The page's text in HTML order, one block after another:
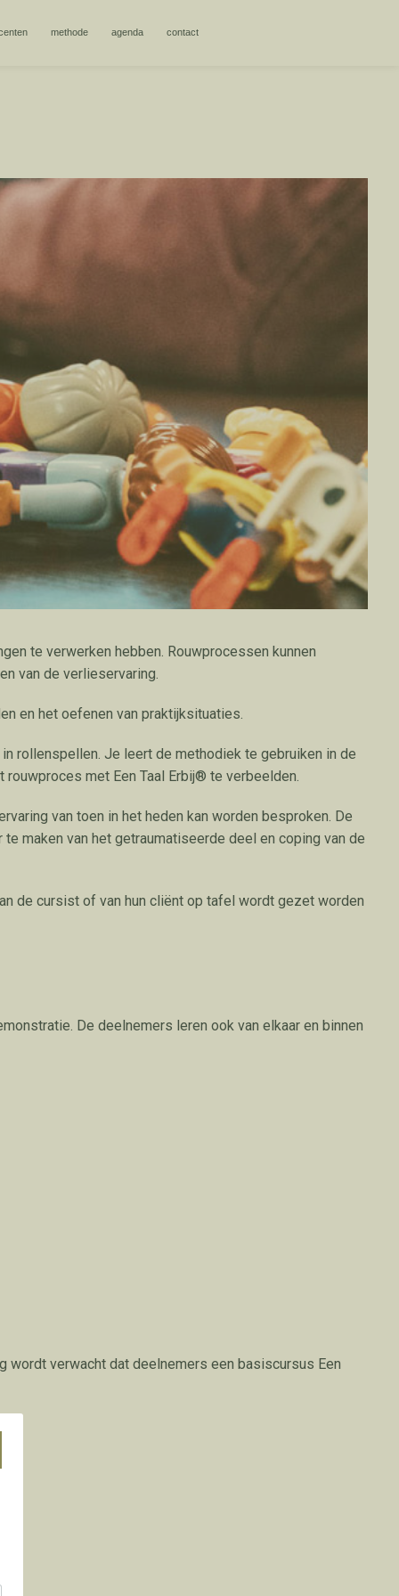
methode agenda contact
te verwerken hebben. Rouwprocessen kunnen
van de verlieservaring.
en het oefenen van praktijksituaties.
rollenspellen. Je leert de methodiek te gebruiken in de
met Een Taal Erbij® te verbeelden.
van toen in het heden kan worden besproken. De
maken van het getraumatiseerde deel en coping van de
de cursist of van hun cliënt op tafel wordt gezet worden
De deelnemers leren ook van elkaar en binnen
wordt verwacht dat deelnemers een basiscursus Een